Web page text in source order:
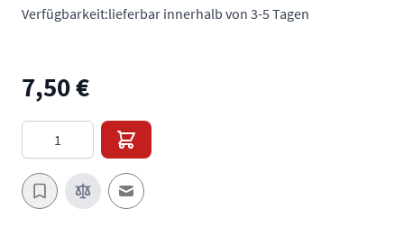
Verfügbarkeit:lieferbar innerhalb von 3-5 Tagen
7,50 €
Menge
E-Mail an einen Freund